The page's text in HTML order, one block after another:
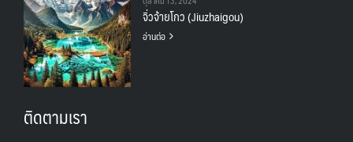
จิ่วจ้ายโกว (Jiuzhaigou)
อ่านต่อ
ติดตามเรา